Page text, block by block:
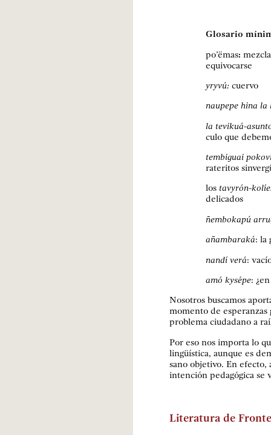
Glosario
po’ëmas:
equivocarse
yryvú: cuervo
naupepe hina
la tevi­kuá-
culo que
tembiguai
rateritos
los tavyrón-
delicados
ñembokapú
añambaraká: la
nandí verá:
amó ky­sépe:
Nosotros buscamos
momento de
problema ciudadano a
Por eso nos importa lo
lingüística, aunque es
sano objetivo. En efecto,
intención pedagógica
Literatura de